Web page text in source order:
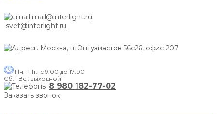
mail@interlight.ru
svet@interlight.ru
г. Москва, ш.Энтузиастов 56с26, офис 207
Пн.– Пт.: с 9:00 до 17:00
Сб.– Вс.: выходной
8 980 182-77-02
Заказать звонок